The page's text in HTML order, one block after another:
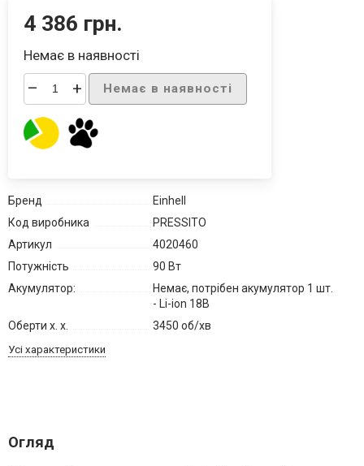
4 386 грн.
Немає в наявності
– + Немає в наявності
Бренд
Einhell
Код виробника
PRESSITO
Артикул
4020460
Потужність
90 Вт
Акумулятор:
Немає, потрібен акумулятор 1 шт.
- Li-ion 18В
Оберти х. х.
3450 об/хв
Усі характеристики
Огляд